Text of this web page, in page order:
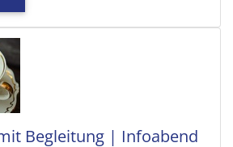
Begleitung | Infoabend